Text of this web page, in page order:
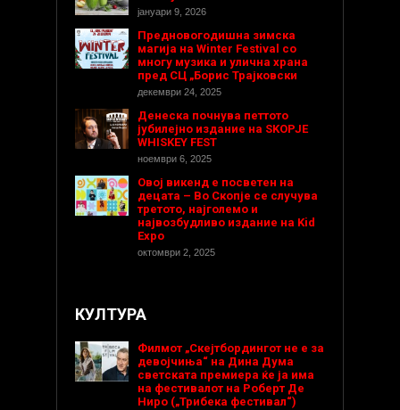
јануари 9, 2026
Предновогодишнa зимска
магија на Winter Festival со
многу музика и улична храна
пред СЦ „Борис Трајковски
декември 24, 2025
Денеска почнува петтото
јубилејно издание на SKOPJE
WHISKEY FEST
ноември 6, 2025
Овој викенд е посветен на
децата – Во Скопје се случува
третото, најголемо и
највозбудливо издание на Kid
Expo
октомври 2, 2025
КУЛТУРА
Филмот „Скејтбордингот не е за
девојчиња“ на Дина Дума
светската премиера ќе ја има
на фестивалот на Роберт Де
Ниро („Трибека фестивал“)